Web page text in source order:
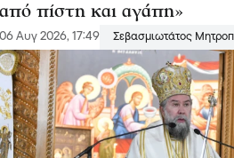
από πίστη και αγάπη»
06 Αυγ 2026, 17:49 Σεβασμιωτάτος